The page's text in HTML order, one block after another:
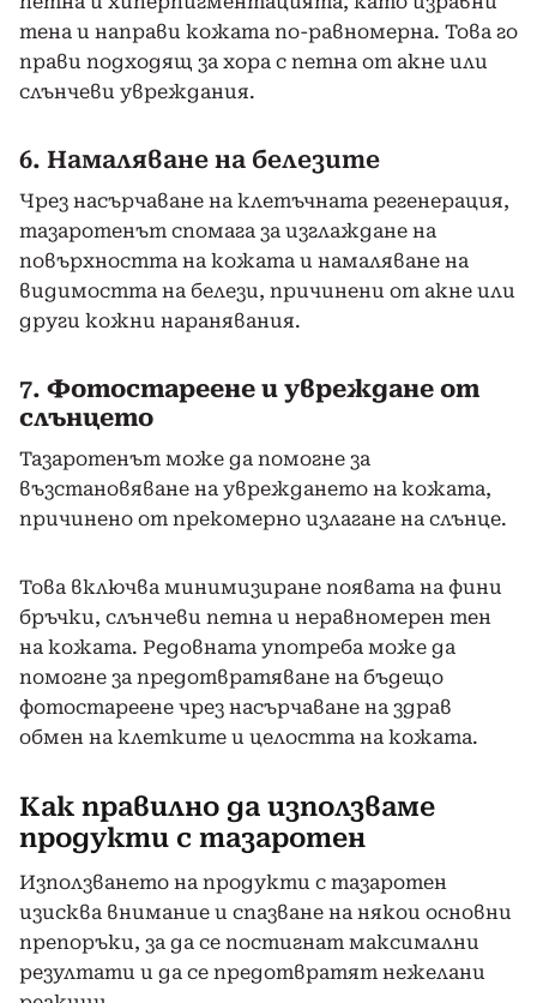
тена и направи кожата по-равномерна. Това го
прави подходящ за хора с петна от акне или
слънчеви увреждания.
6. Намаляване на белезите
Чрез насърчаване на клетъчната регенерация,
тазаротенът спомага за изглаждане на
повърхността на кожата и намаляване на
видимостта на белези, причинени от акне или
други кожни наранявания.
7. Фотостареене и увреждане от
слънцето
Тазаротенът може да помогне за
възстановяване на увреждането на кожата,
причинено от прекомерно излагане на слънце.
Това включва минимизиране появата на фини
бръчки, слънчеви петна и неравномерен тен
на кожата. Редовната употреба може да
помогне за предотвратяване на бъдещо
фотостареене чрез насърчаване на здрав
обмен на клетките и целостта на кожата.
Как правилно да използваме
продукти с тазаротен
Използването на продукти с тазаротен
изисква внимание и спазване на някои основни
препоръки, за да се постигнат максимални
резултати и да се предотвратят нежелани